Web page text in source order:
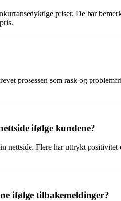
priser. De har
prosessen som rask og
ifølge kundene?
nettside. Flere har uttrykt
ifølge tilbakemeldinger?